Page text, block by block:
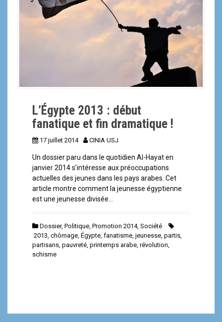
L’Égypte 2013 : début
fanatique et fin dramatique !
17 juillet 2014 CINIA USJ
Un dossier paru dans le quotidien Al-Hayat en
janvier 2014 s’intéresse aux préoccupations
actuelles des jeunes dans les pays arabes. Cet
article montre comment la jeunesse égyptienne
est une jeunesse divisée…
Dossier, Politique Promotion 2014, Société
2013 chômage Égypte fanatisme jeunesse partis
partisans pauvreté printemps arabe révolution
schisme